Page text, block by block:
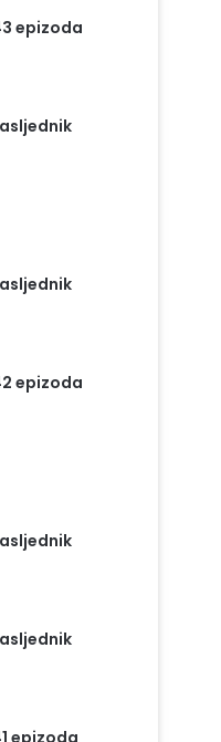
epizoda
epizoda
epizoda